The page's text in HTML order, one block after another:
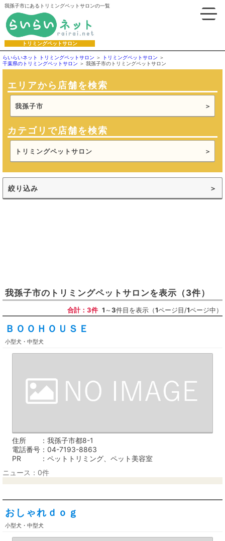
我孫子市にあるトリミングペットサロンの一覧
トリミングペットサロン
らいらいネット トリミングペットサロン
トリミングペットサロン
千葉県のトリミングペットサロン
我孫子市のトリミングペットサロン
エリアから店舗を検索
我孫子市
カテゴリで店舗を検索
トリミングペットサロン
絞り込み
我孫子市の トリミングペットサロンを表示 （3件）
合計：3件 1～3件目を表示（1ページ目/1ページ中）
ＢＯＯＨＯＵＳＥ
小型犬・中型犬
住所
我孫子市都8-1
電話番号
04-7193-8863
PR
ペットトリミング、ペット美容室
ニュース：0件
おしゃれｄｏｇ
小型犬・中型犬